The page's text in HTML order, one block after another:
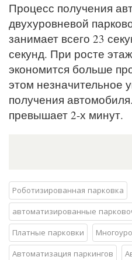
Процесс получения
двухуровневой
занимает всего 23
секунд. При росте
экономится больше
этом незначительное
получения
превышает 2-х минут.
Роботизированная парковка
​автоматизированные
Платные парковки
Автоматизация паркингов